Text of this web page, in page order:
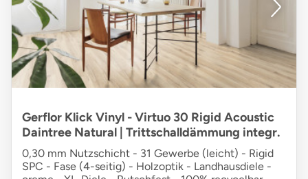
Gerflor Klick Vinyl - Virtuo 30 Rigid Acoustic
Daintree Natural | Trittschalldämmung integr.
0,30 mm Nutzschicht - 31 Gewerbe (leicht) - Rigid
SPC - Fase (4-seitig) - Holzoptik - Landhausdiele -